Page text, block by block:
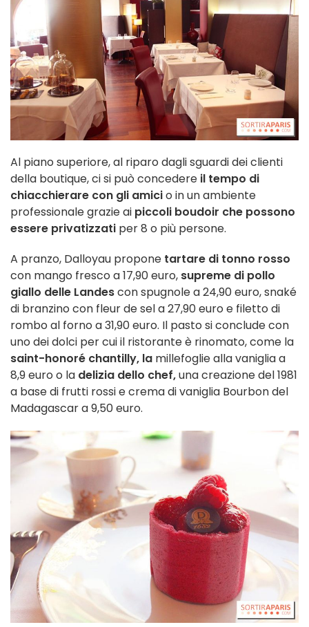
Al piano superiore, al riparo dagli sguardi dei clienti
della boutique, ci si può concedere il tempo di
chiacchierare con gli amicio in un ambiente
professionale grazie ai piccoli boudoir che possono
essere privatizzati per 8 o più persone.
A pranzo, Dalloyau propone tartare di tonno rosso
con mango fresco a 17,90 euro, supreme di pollo
giallo delle Landescon spugnole a 24,90 euro, snaké
di branzino con fleur de sel a 27,90 euro e filetto di
rombo al forno a 31,90 euro. Il pasto si conclude con
uno dei dolci per cui il ristorante è rinomato, come la
saint-honoré chantilly, la millefoglie alla vaniglia a
8,9 euro o la delizia dello chef,una creazione del 1981
a base di frutti rossi e crema di vaniglia Bourbon del
Madagascar a 9,50 euro.